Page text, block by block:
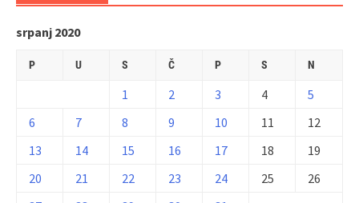
srpanj 2020
P U S Č P S N
1 2 3 4
5
6
7 8 9 10 11
12
13
14 15 16 17 18
19
20
21 22 23 24 25
26